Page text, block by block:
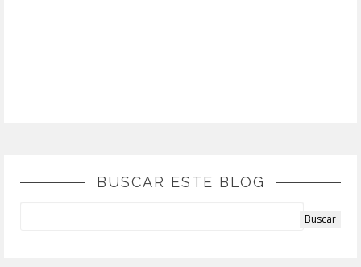
BUSCAR ESTE BLOG